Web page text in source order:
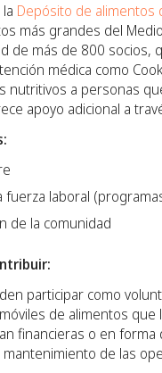
Depósito de alimentos
más grandes del
de más de 800 socios,
médica como
nutritivos a personas
apoyo adicional a
fuerza laboral
de la comunidad
participar como
de alimentos
financieras o en
de las